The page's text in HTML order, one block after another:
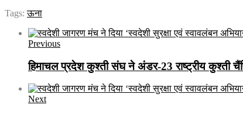
Tags:ऊना
Previous
हिमाचल प्रदेश कुश्ती संघ ने अंडर-23 राष्ट्रीय कुश्ती
Next